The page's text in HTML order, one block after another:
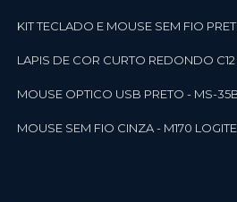
KIT TECLADO E MOUSE SEM FIO
LAPIS DE COR CURTO REDONDO
MOUSE OPTICO USB PRETO - MS-
MOUSE SEM FIO CINZA - M170